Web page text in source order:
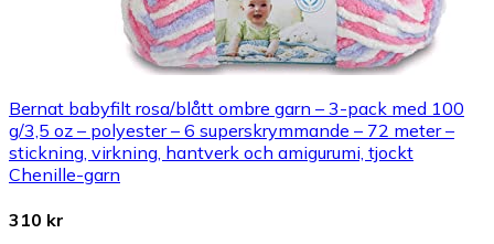
Bernat babyfilt rosa/blått ombre garn – 3-pack med 100
g/3,5 oz – polyester – 6 superskrymmande – 72 meter –
stickning, virkning, hantverk och amigurumi, tjockt
Chenille-garn
310 kr